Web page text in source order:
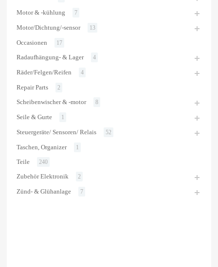
Motor & -kühlung 7
Motor/Dichtung/-sensor 13
Occasionen 17
Radaufhängung- & Lager 4
Räder/Felgen/Reifen 4
Repair Parts 2
Scheibenwischer & -motor 8
Seile & Gurte 1
Steuergeräte/ Sensoren/ Relais 52
Taschen, Organizer 1
Teile 240
Zubehör Elektronik 2
Zünd- & Glühanlage 7